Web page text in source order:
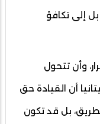
إلى تكافؤ
وأن تتحول
أن القيادة حق
بل قد تكون